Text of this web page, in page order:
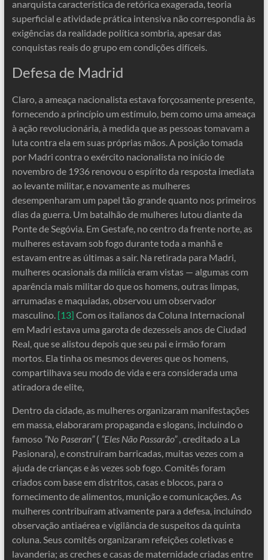
anarquista característica de retórica exagerada, teoria
superficial e atividade prática intensiva não correspondia às
exigências da realidade política sombria, apesar das
conquistas reais do grupo em condições difíceis.
Defesa de Madrid
Claro, a ameaça nacionalista estava forçosamente presente,
fornecendo a princípio um estímulo, bem como uma ameaça
à ação revolucionária, à medida que as pessoas tomavam a
luta contra ela em suas próprias mãos. A posição tomada
por Madri contra o exército nacionalista no início de
novembro de 1936 renovou o espírito da resposta imediata
ao levante militar, e novamente as mulheres
desempenharam um papel tão grande quanto nos primeiros
dias da guerra. Um batalhão de mulheres lutou diante da
Ponte de Segóvia. Em Gestafe, no centro da frente norte, as
mulheres estavam sob fogo durante toda a manhã e
estavam entre as últimas a sair. Na retirada para Madri,
mulheres ocasionais da milícia eram vistas — algumas com
aparência mais militar do que os homens, outras limpas,
arrumadas e maquiadas, observou um observador
masculino. [13] Com os italianos da Coluna Internacional
em Madri estava uma garota de dezesseis anos de Ciudad
Real, que se alistou depois que seu pai e irmão foram
mortos. Ela tinha os mesmos deveres que os homens,
compartilhava seu modo de vida e era considerada uma
atiradora de elite,
Dentro da cidade, as mulheres organizaram manifestações
em massa, elaboraram propaganda e slogans, incluindo o
famoso “No Paseran”( “Eles Não Passarão”, creditado a La
Pasionara), e construíram barricadas, muitas vezes com a
ajuda de crianças e às vezes sob fogo. Comitês foram
criados com base em distritos, casas e blocos, para o
fornecimento de alimentos, munição e comunicações. As
mulheres contribuíram ativamente para a defesa, incluindo
observação antiaérea e vigilância de suspeitos da quinta
coluna. Seus comitês organizaram refeições coletivas e
lavanderia; as creches e casas de maternidade criadas entre